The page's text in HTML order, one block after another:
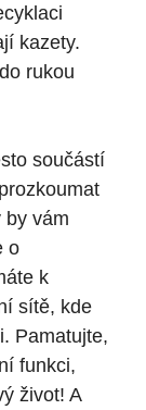
kazety.
rukou
součástí
by vám
o
k
sítě, kde
Pamatujte,
funkci,
život! A